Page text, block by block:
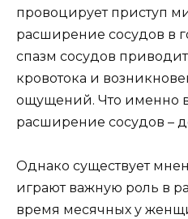
провоцирует приступ
расширение сосудов в
спазм сосудов
кровотока и
ощущений. Что именно
расширение сосудов –
Однако существует
играют важную роль в
время месячных у